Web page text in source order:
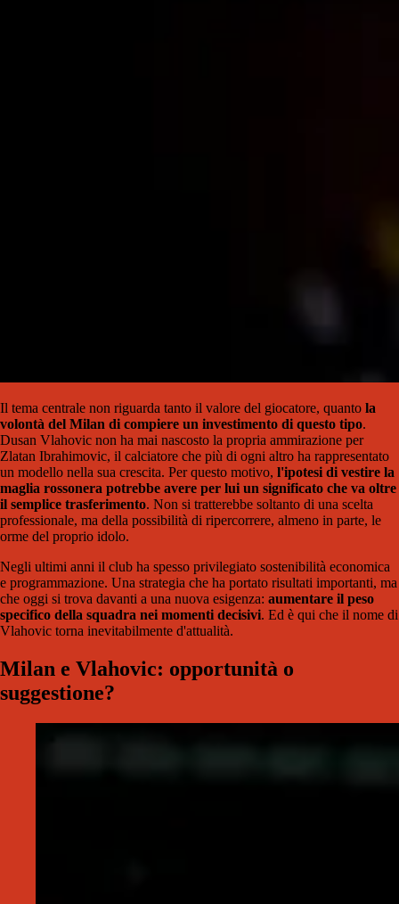
Il tema centrale non riguarda tanto il valore del giocatore, quanto la
volontà del Milan di compiere un investimento di questo tipo.
Dusan Vlahovic non ha mai nascosto la propria ammirazione per
Zlatan Ibrahimovic, il calciatore che più di ogni altro ha rappresentato
un modello nella sua crescita. Per questo motivo, l'ipotesi di vestire la
maglia rossonera potrebbe avere per lui un significato che va oltre
il semplice trasferimento. Non si tratterebbe soltanto di una scelta
professionale, ma della possibilità di ripercorrere, almeno in parte, le
orme del proprio idolo.
Negli ultimi anni il club ha spesso privilegiato sostenibilità economica
e programmazione. Una strategia che ha portato risultati importanti, ma
che oggi si trova davanti a una nuova esigenza: aumentare il peso
specifico della squadra nei momenti decisivi. Ed è qui che il nome di
Vlahovic torna inevitabilmente d'attualità.
Milan e Vlahovic: opportunità o
suggestione?